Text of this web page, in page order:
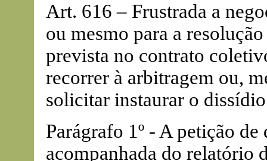
Art. 616 – Frustrada a
ou mesmo para a
prevista no contrato
recorrer à arbitragem ou,
solicitar instaurar o
Parágrafo 1º - A petição
acompanhada do relatório